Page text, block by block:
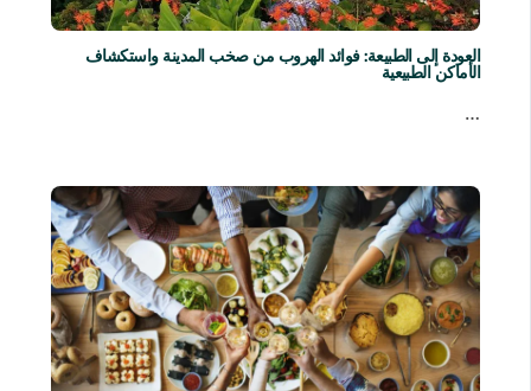
العودة إلى الطبيعة: فوائد الهروب من صخب المدينة واستكشاف
الأماكن الطبيعية
…